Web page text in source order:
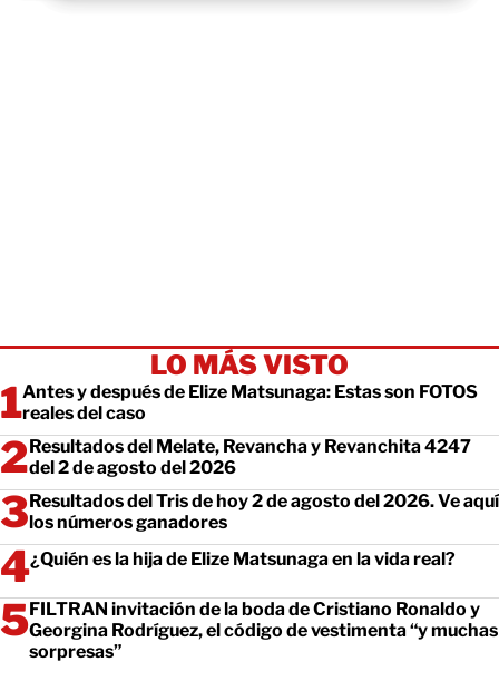
LO MÁS VISTO
Antes y después de Elize Matsunaga: Estas son FOTOS
reales del caso
Resultados del Melate, Revancha y Revanchita 4247
del 2 de agosto del 2026
Resultados del Tris de hoy 2 de agosto del 2026. Ve aquí
los números ganadores
¿Quién es la hija de Elize Matsunaga en la vida real?
FILTRAN invitación de la boda de Cristiano Ronaldo y
Georgina Rodríguez, el código de vestimenta “y muchas
sorpresas”